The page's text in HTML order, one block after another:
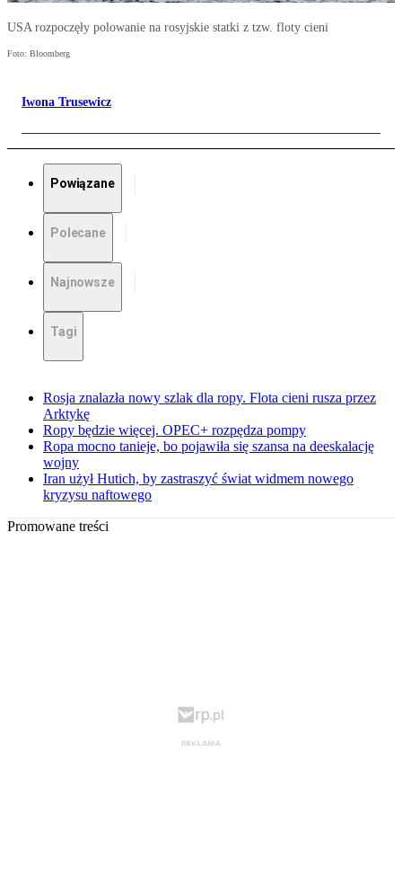
USA rozpoczęły polowanie na rosyjskie statki z tzw. floty cieni
Foto: Bloomberg
Iwona Trusewicz
Powiązane
Polecane
Najnowsze
Tagi
Rosja znalazła nowy szlak dla ropy. Flota cieni rusza przez
Arktykę
Ropy będzie więcej. OPEC+ rozpędza pompy
Ropa mocno tanieje, bo pojawiła się szansa na deeskalację
wojny
Iran użył Hutich, by zastraszyć świat widmem nowego
kryzysu naftowego
Promowane treści